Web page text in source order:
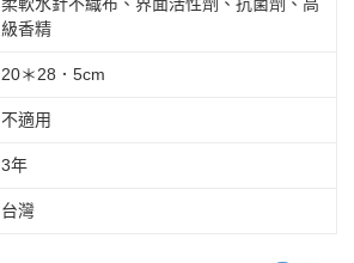
級香精
20＊28．5cm
不適用
3年
台灣